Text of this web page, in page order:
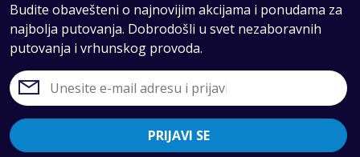
Budite obavešteni o najnovijim akcijama i ponudama za
najbolja putovanja. Dobrodošli u svet nezaboravnih
putovanja i vrhunskog provoda.
PRIJAVI SE